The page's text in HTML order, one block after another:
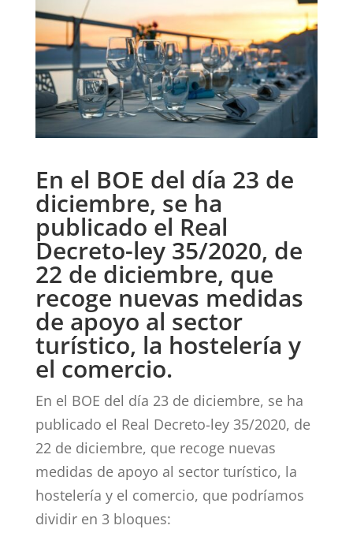
En el BOE del día 23 de
diciembre, se ha
publicado el Real
Decreto-ley 35/2020, de
22 de diciembre, que
recoge nuevas medidas
de apoyo al sector
turístico, la hostelería y
el comercio.
En el BOE del día 23 de diciembre, se ha
publicado el Real Decreto-ley 35/2020, de
22 de diciembre, que recoge nuevas
medidas de apoyo al sector turístico, la
hostelería y el comercio, que podríamos
dividir en 3 bloques: